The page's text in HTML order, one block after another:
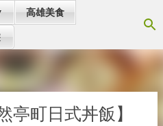
要內容
高雄美食
亭町日式丼飯】